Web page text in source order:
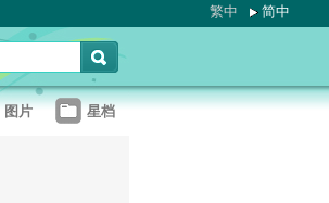
繁中 简中
图片 星档